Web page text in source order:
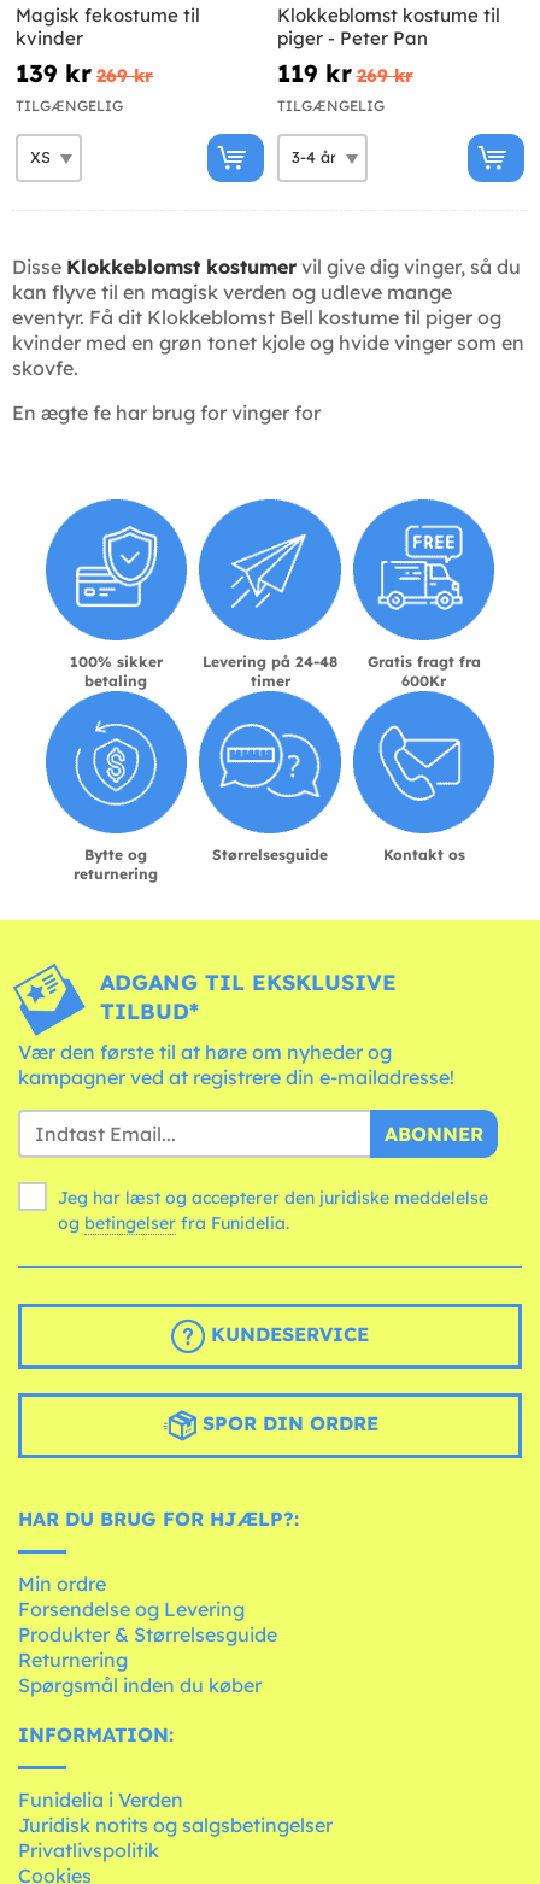
Magisk fekostume til
kvinder
139 kr 269 kr
TILGÆNGELIG
Klokkeblomst kostume til
piger - Peter Pan
119 kr 269 kr
TILGÆNGELIG
Disse Klokkeblomst kostumer vil give dig vinger, så du
kan flyve til en magisk verden og udleve mange
eventyr. Få dit Klokkeblomst Bell kostume til piger og
kvinder med en grøn tonet kjole og hvide vinger som en
skovfe.
En ægte fe har brug for vinger for
100% sikker
betaling
Levering på 24-48
timer
Gratis fragt fra
600Kr
Bytte og
returnering
Størrelsesguide Kontakt os
ADGANG TIL EKSKLUSIVE
TILBUD*
Vær den første til at høre om nyheder og
kampagner ved at registrere din e-mailadresse!
ABONNER
Jeg har læst og accepterer den juridiske meddelelse
og betingelser fra Funidelia.
KUNDESERVICE
SPOR DIN ORDRE
HAR DU BRUG FOR HJÆLP?:
Min ordre
Forsendelse og Levering
Produkter & Størrelsesguide
Returnering
Spørgsmål inden du køber
INFORMATION:
Funidelia i Verden
Juridisk notits og salgsbetingelser
Privatlivspolitik
Cookies